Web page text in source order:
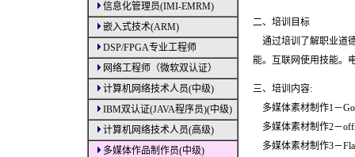
信息化管理员(IMI-EMRM)
嵌入式技术(ARM)
DSP/FPGA专业工程师
网络工程师（微软双认证）
计算机网络技术人员(中级)
IBM双认证(JAVA程序员)(中级)
计算机网络技术人员(高级)
多媒体作品制作员(中级)
二、培训目标
通过培训了解职业道
能。互联网使用技能。
三、培训内容:
多媒体素材制作1－
多媒体素材制作2－
多媒体素材制作3－